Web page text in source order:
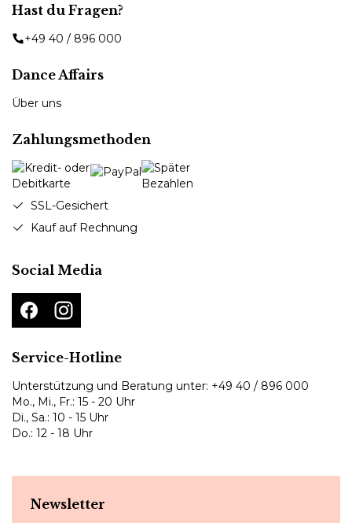
Hast du Fragen?
+49 40 / 896 000
Dance Affairs
Über uns
Zahlungsmethoden
SSL-Gesichert
Kauf auf Rechnung
Social Media
Service-Hotline
Unterstützung und Beratung unter: +49 40 / 896 000
Mo., Mi., Fr.: 15 - 20 Uhr
Di., Sa.: 10 - 15 Uhr
Do.: 12 - 18 Uhr
Newsletter